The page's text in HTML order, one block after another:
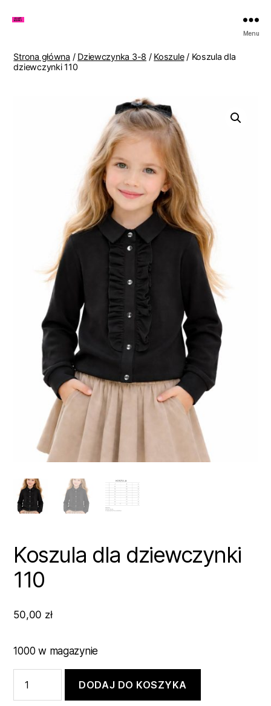
Lenki
Menu
Strona główna / Dziewczynka 3-8 / Koszule/ Koszula dla
dziewczynki 110
Koszula dla dziewczynki
110
50,00 zł
1000 w magazynie
Koszula
dla
DODAJ DO KOSZYKA